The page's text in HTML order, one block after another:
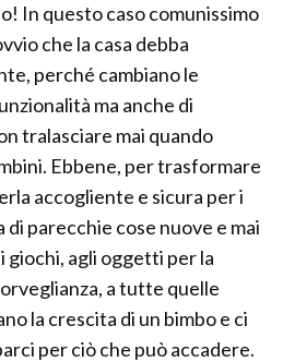
In questo caso comunissimo
che la casa debba
perché cambiano le
ma anche di
tralasciare mai quando
Ebbene, per trasformare
accogliente e sicura per i
parecchie cose nuove e mai
giochi, agli oggetti per la
a tutte quelle
la crescita di un bimbo e ci
per ciò che può accadere.